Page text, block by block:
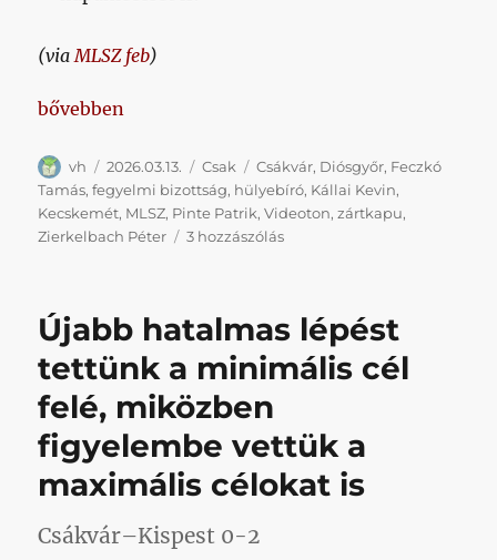
(viaMLSZ feb)
„Keményen megsorozott minket a fegyelmi
bővebben
Szerző
vh Közzétéve
2026.03.13. Kategória
Csak Címke
Csákvár, Diósgyőr, Feczkó
Tamás,fegyelmi bizottság, hülyebíró, Kállai Kevin,
Kecskemét, MLSZ, Pinte Patrik,Videoton,zártkapu,
Zierkelbach Péter
3 hozzászólásKeményen
fegyelmi
bizottság
című
Újabb hatalmas lépést
tettünk a minimális cél
felé, miközben
figyelembe vettük a
maximális célokat is
Csákvár–Kispest 0-2